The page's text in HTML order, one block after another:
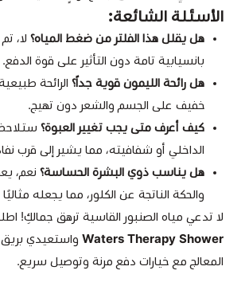
الأسئلة الشائعة:
هل يقلل هذا الفلتر من ضغط المياه؟ لا،
بانسيابية تامة دون التأثير على قوة الدفع.
هل رائحة الليمون قوية جداً؟ الرائحة
خفيف على الجسم والشعر دون تهيج.
كيف أعرف متى يجب تغيير العبوة؟
الداخلي أو شفافيته، مما يشير إلى قرب
هل يناسب ذوي البشرة الحساسة؟ نعم،
والحكة الناتجة عن الكلور، مما يجعله
لا تدعي مياه الصنبور القاسية ترهق جمالكِ!
Waters Therapy Shower واستعيدي
المعالج مع خيارات دفع مرنة وتوصيل سريع.